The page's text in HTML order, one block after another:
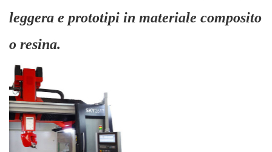
leggera e prototipi in materiale composito
o resina.